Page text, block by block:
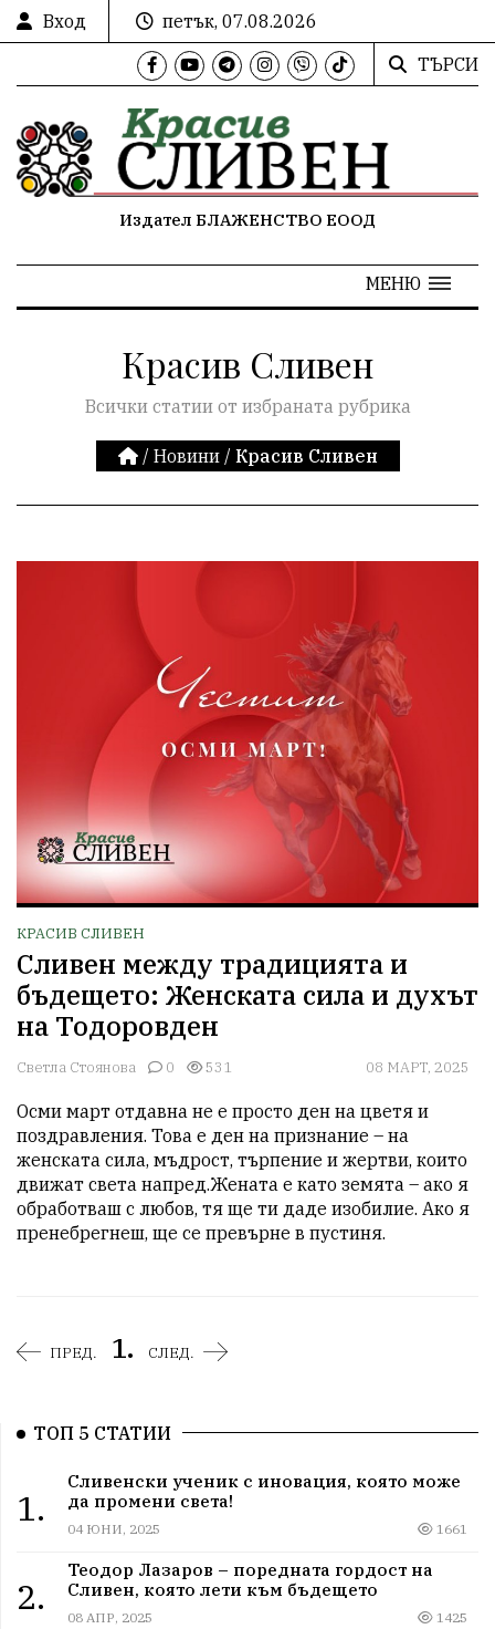
Вход
петък, 07.08.2026
ТЪРСИ
Издател БЛАЖЕНСТВО ЕООД
МЕНЮ
Красив Сливен
Всички статии от избраната рубрика
/ Новини / Красив Сливен
КРАСИВ СЛИВЕН
Сливен между традицията и
бъдещето: Женската сила и духът
на Тодоровден
Светла Стоянова 0 531 08 МАРТ, 2025
Осми март отдавна не е просто ден на цветя и
поздравления. Това е ден на признание – на
женската сила, мъдрост, търпение и жертви, които
движат света напред.Жената е като земята – ако я
обработваш с любов, тя ще ти даде изобилие. Ако я
пренебрегнеш, ще се превърне в пустиня.
ПРЕД. 1. СЛЕД.
ТОП 5 СТАТИИ
1.
Сливенски ученик с иновация, която може
да промени света!
04 ЮНИ, 2025 1661
2.
Теодор Лазаров – поредната гордост на
Сливен, която лети към бъдещето
08 АПР, 2025 1425